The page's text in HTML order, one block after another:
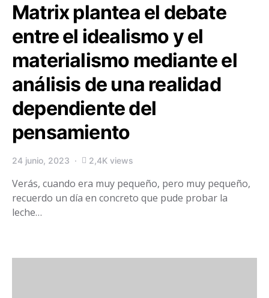
Matrix plantea el debate
entre el idealismo y el
materialismo mediante el
análisis de una realidad
dependiente del
pensamiento
24 junio, 2023 2,4K views
Verás, cuando era muy pequeño, pero muy pequeño,
recuerdo un día en concreto que pude probar la
leche…